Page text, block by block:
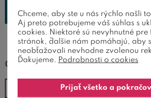
SPRESNIŤ
0 ponúkané produkty
Odporúčané
Chceme, aby ste u nás rýchlo našli
Aj preto potrebujeme váš súhlas s
cookies. Niektoré sú nevyhnutné
stránok, ďalšie nám pomáhajú, aby
neobťažovali nevhodne zvolenou
Ďakujeme. Podrobnosti o cookies
Prijať všetko a